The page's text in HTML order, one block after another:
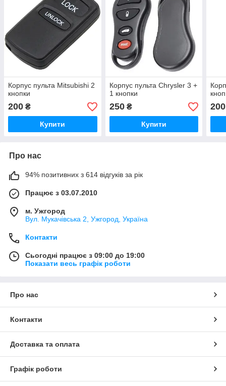
Корпус пульта Mitsubishi 2
кнопки
200 ₴
Купити
Корпус пульта Chrysler 3 +
1 кнопки
250₴
Купити
200
Про нас
94% позитивних з 614 відгуків за рік
Працює з 03.07.2010
м. Ужгород
Вул. Мукачівська 2, Ужгород, Україна
Контакти
Сьогодні працює з 09:00 до 19:00
Показати весь графік роботи
Про нас
Контакти
Доставка та оплата
Графік роботи